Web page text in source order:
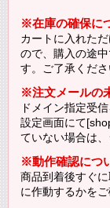
※在庫の確保に
カートに入れた
ので、購入の途
す。ご了承くださ
※注文メールの
ドメイン指定受
設定画面にて
ていない場合は
※動作確認につ
商品到着後すぐ
に作動するかをご